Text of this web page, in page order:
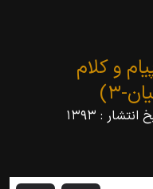
و کلام
۳)
انتشار : ۱۳۹۳